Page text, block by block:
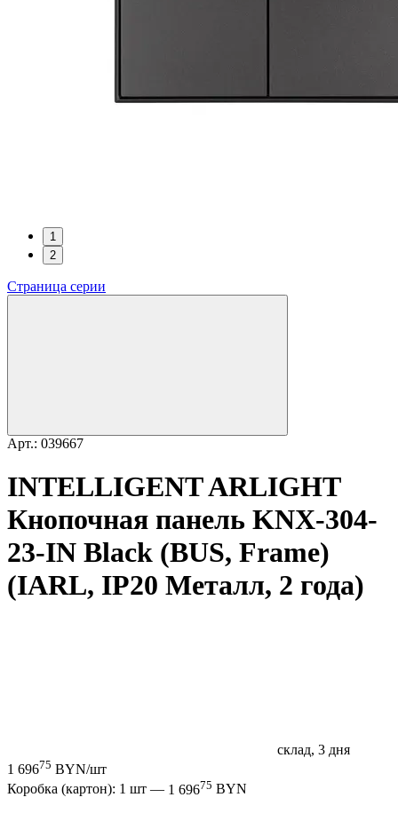
1
2
Страница серии
Арт.: 039667
INTELLIGENT ARLIGHT
Кнопочная панель KNX-304-
23-IN Black (BUS, Frame)
(IARL, IP20 Металл, 2 года)
склад, 3 дня
1 69675 BYN/шт
Коробка (картон): 1 шт — 1 69675 BYN